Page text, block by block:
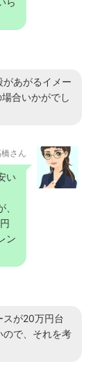
あがるイメー
合いかがでし
さん
い
ン
スが20万円台
ので、それを考